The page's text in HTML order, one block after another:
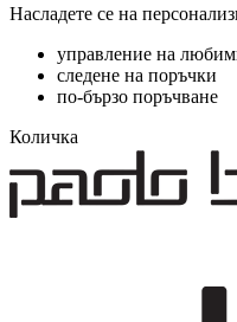
Насладете се на
управление на
следене на поръчки
по-бързо поръчване
Количка